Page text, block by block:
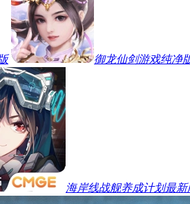
御龙仙剑游戏纯净
海岸线战舰养成计划最新